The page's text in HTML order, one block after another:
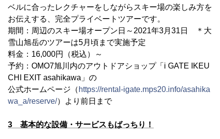
ベルに合ったレクチャーをしながらスキー場の楽しみ方を
お伝えする、完全プライベートツアーです。
期間：周辺のスキー場オープン日～2021年3月31日 ＊大
雪山旭岳のツアーは5月頃まで実施予定
料金：16,000円（税込）～
予約：OMO7旭川内のアウトドアショップ「i GATE IKEU
CHI EXIT asahikawa」の
公式ホームページ（ https://rental-igate.mps20.info/asahika
wa_a/reserve/）より前日まで
3 基本的な設備・サービスもばっちり！